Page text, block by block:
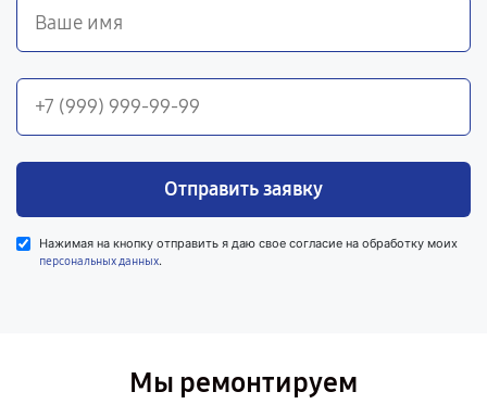
Отправить заявку
Нажимая на кнопку отправить я даю свое согласие на обработку моих
персональных данных.
Мы ремонтируем